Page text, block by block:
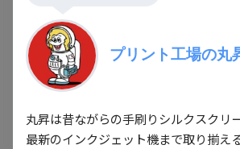
プリント工場の丸
丸昇は昔ながらの手刷りシルクスクリ
最新のインクジェット機まで取り揃え